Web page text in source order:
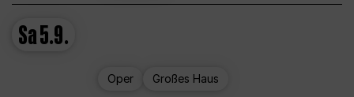
Sa5.9.
Oper Großes Haus